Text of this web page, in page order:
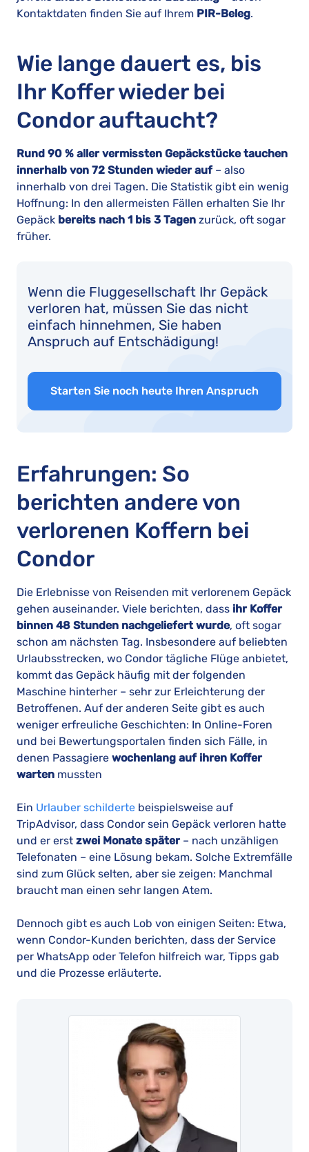
Kontaktdaten finden Sie auf Ihrem PIR-Beleg.
Wie lange dauert es, bis
Ihr Koffer wieder bei
Condor auftaucht?
Rund 90 % aller vermissten Gepäckstücke tauchen
innerhalb von 72 Stunden wieder auf– also
innerhalb von drei Tagen. Die Statistik gibt ein wenig
Hoffnung: In den allermeisten Fällen erhalten Sie Ihr
Gepäck bereits nach 1 bis 3 Tagen zurück, oft sogar
früher.
Wenn die Fluggesellschaft Ihr Gepäck
verloren hat, müssen Sie das nicht
einfach hinnehmen, Sie haben
Anspruch auf Entschädigung!
Starten Sie noch heute Ihren Anspruch
Erfahrungen: So
berichten andere von
verlorenen Koffern bei
Condor
Die Erlebnisse von Reisenden mit verlorenem Gepäck
gehen auseinander. Viele berichten, dass ihr Koffer
binnen 48 Stunden nachgeliefert wurde, oft sogar
schon am nächsten Tag. Insbesondere auf beliebten
Urlaubsstrecken, wo Condor tägliche Flüge anbietet,
kommt das Gepäck häufig mit der folgenden
Maschine hinterher – sehr zur Erleichterung der
Betroffenen. Auf der anderen Seite gibt es auch
weniger erfreuliche Geschichten: In Online-Foren
und bei Bewertungsportalen finden sich Fälle, in
denen Passagiere wochenlang auf ihren Koffer
warten mussten
Ein Urlauber schilderte beispielsweise auf
TripAdvisor, dass Condor sein Gepäck verloren hatte
und er erst zwei Monate später– nach unzähligen
Telefonaten – eine Lösung bekam. Solche Extremfälle
sind zum Glück selten, aber sie zeigen: Manchmal
braucht man einen sehr langen Atem.
Dennoch gibt es auch Lob von einigen Seiten: Etwa,
wenn Condor-Kunden berichten, dass der Service
per WhatsApp oder Telefon hilfreich war, Tipps gab
und die Prozesse erläuterte.